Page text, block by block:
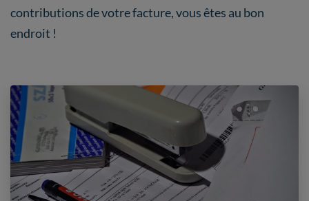
contributions de votre facture, vous êtes au bon
endroit !